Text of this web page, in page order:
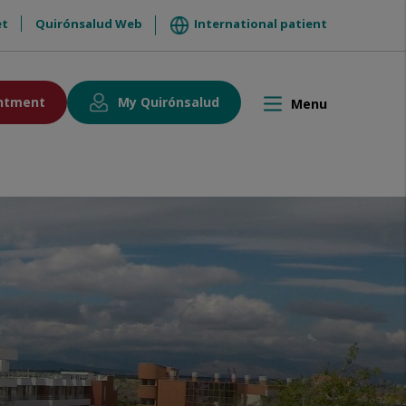
Quirónsalud Web International patient
My Quirónsalud
Toggle
Menu